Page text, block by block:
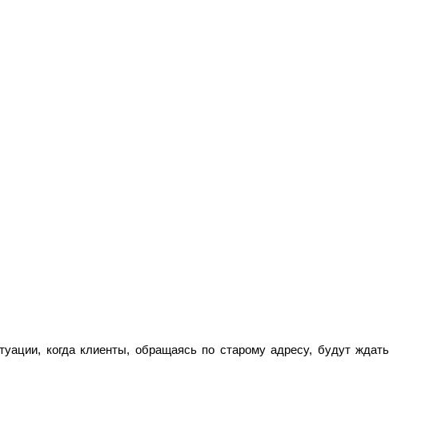
когда клиенты, обращаясь по старому адресу, будут ждать